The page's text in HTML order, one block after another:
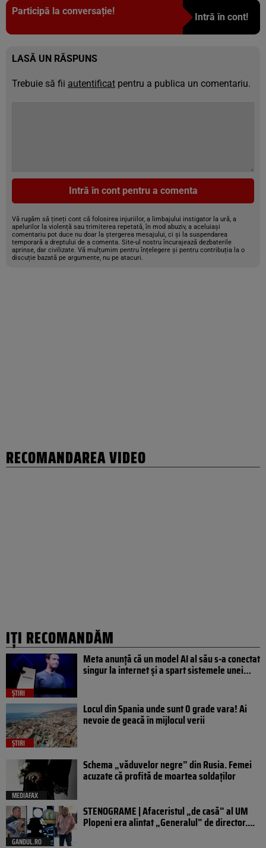
Participă la conversație!
Intră în cont!
LASĂ UN RĂSPUNS
Trebuie să fii autentificat pentru a publica un comentariu.
Intră în cont pentru a comenta
Vă rugăm să țineți cont că folosirea injuriilor, a limbajului instigator la ură, a
apelurilor la violență sau trimiterea repetată, în mod abuziv, a aceluiași
comentariu pot duce nu doar la ștergerea mesajului, ci și la suspendarea
temporară a dreptului de a comenta. Site-ul nostru încurajează dezbaterile
aprinse, dar civilizate. Vă mulțumim pentru înțelegere și pentru contribuția la o
discuție bazată pe argumente, nu pe atacuri.
RECOMANDAREA VIDEO
IȚI RECOMANDĂM
ȘTIRI
Meta anunță că un model AI al său s-a conectat
singur la internet și a spart sistemele unei…
ȘTIRI
Locul din Spania unde sunt 0 grade vara! Ai
nevoie de geacă în mijlocul verii
MEDIAFAX
Schema „văduvelor negre” din Rusia. Femei
acuzate că profită de moartea soldaților
GANDUL.RO
STENOGRAME | Afaceristul „de casă” al UM
Plopeni era alintat „Generalul” de director....